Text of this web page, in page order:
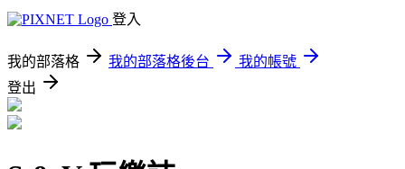
登入
我的部落格 我的部落格後台
我的帳號
登出